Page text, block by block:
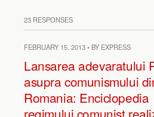
23 RESPONSES
FEBRUARY 15, 2013 • BY EXPRESS
Lansarea adevaratului
asupra comunismului
Romania: Enciclopedia
regimului comunist